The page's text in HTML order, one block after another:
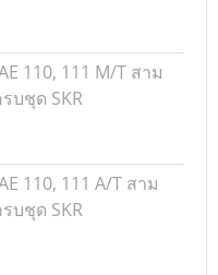
110, 111 M/T สาม
บชุด SKR
110, 111 A/T สาม
บชุด SKR